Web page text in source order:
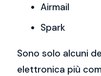
Airmail
Spark
Sono solo alcuni
elettronica più